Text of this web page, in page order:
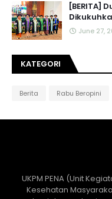
[BERITA]
June 27,
KATEGORI
Berita Rabu Beropini
UKPM PENA (Unit
Kesehatan